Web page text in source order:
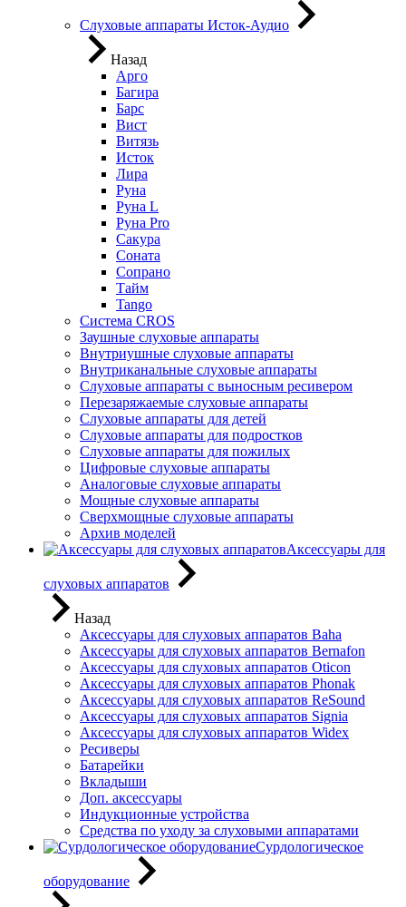
Слуховые аппараты Исток-Аудио
Назад
Арго
Багира
Барс
Вист
Витязь
Исток
Лира
Руна
Руна L
Руна Pro
Сакура
Соната
Сопрано
Тайм
Tango
Система CROS
Заушные слуховые аппараты
Внутриушные слуховые аппараты
Внутриканальные слуховые аппараты
Слуховые аппараты с выносным ресивером
Перезаряжаемые слуховые аппараты
Слуховые аппараты для детей
Слуховые аппараты для подростков
Слуховые аппараты для пожилых
Цифровые слуховые аппараты
Аналоговые слуховые аппараты
Мощные слуховые аппараты
Сверхмощные слуховые аппараты
Архив моделей
Аксессуары для
слуховых аппаратов
Назад
Аксессуары для слуховых аппаратов Baha
Аксессуары для слуховых аппаратов Bernafon
Аксессуары для слуховых аппаратов Oticon
Аксессуары для слуховых аппаратов Phonak
Аксессуары для слуховых аппаратов ReSound
Аксессуары для слуховых аппаратов Signia
Аксессуары для слуховых аппаратов Widex
Ресиверы
Батарейки
Вкладыши
Доп. аксессуары
Индукционные устройства
Средства по уходу за слуховыми аппаратами
Сурдологическое
оборудование